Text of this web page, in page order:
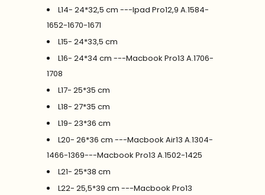
L14- 24*32,5 cm ---Ipad Pro12,9 A.1584-
1652-1670-1671
L15- 24*33,5 cm
L16- 24*34 cm ---Macbook Pro13 A.1706-
1708
L17- 25*35 cm
L18- 27*35 cm
L19- 23*36 cm
L20- 26*36 cm ---Macbook Air13 A.1304-
1466-1369---Macbook Pro13 A.1502-1425
L21- 25*38 cm
L22- 25,5*39 cm ---Macbook Pro13